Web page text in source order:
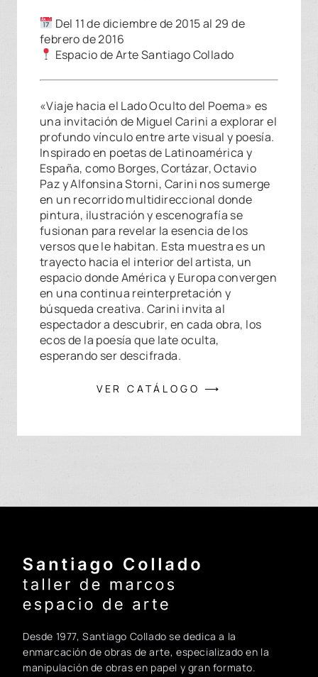
Del 11 de diciembre de 2015 al 29 de
febrero de 2016
Espacio de Arte Santiago Collado
«Viaje hacia el Lado Oculto del Poema» es
una invitación de Miguel Carini a explorar el
profundo vínculo entre arte visual y poesía.
Inspirado en poetas de Latinoamérica y
España, como Borges, Cortázar, Octavio
Paz y Alfonsina Storni, Carini nos sumerge
en un recorrido multidireccional donde
pintura, ilustración y escenografía se
fusionan para revelar la esencia de los
versos que le habitan. Esta muestra es un
trayecto hacia el interior del artista, un
espacio donde América y Europa convergen
en una continua reinterpretación y
búsqueda creativa. Carini invita al
espectador a descubrir, en cada obra, los
ecos de la poesía que late oculta,
esperando ser descifrada.
VER CATÁLOGO ⟶
Desde 1977, Santiago Collado se dedica a la
enmarcación de obras de arte, especializado en la
manipulación de obras en papel y gran formato.